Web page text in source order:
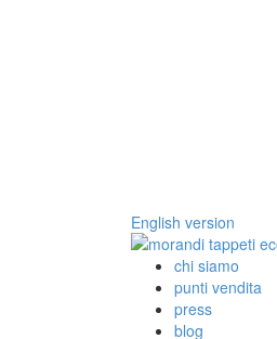
English version
chi siamo
punti vendita
press
blog